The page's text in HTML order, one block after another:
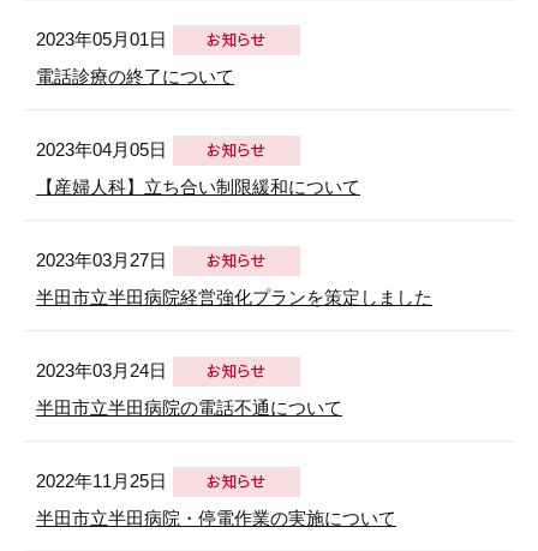
2023年05月01日
電話診療の終了について
2023年04月05日
【産婦人科】立ち合い制限緩和について
2023年03月27日
半田市立半田病院経営強化プランを策定しました
2023年03月24日
半田市立半田病院の電話不通について
2022年11月25日
半田市立半田病院・停電作業の実施について